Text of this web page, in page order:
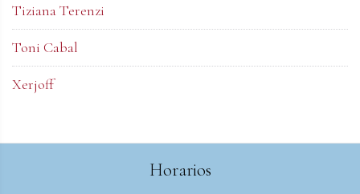
Tiziana Terenzi
Toni Cabal
Xerjoff
Horarios